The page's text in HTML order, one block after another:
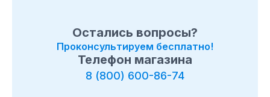
Остались вопросы?
Проконсультируем бесплатно!
Телефон магазина
8 (800) 600-86-74